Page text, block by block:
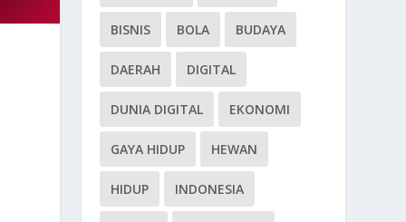
BISNIS BOLA BUDAYA
DAERAH DIGITAL
DUNIA DIGITAL EKONOMI
GAYA HIDUP HEWAN
HIDUP INDONESIA